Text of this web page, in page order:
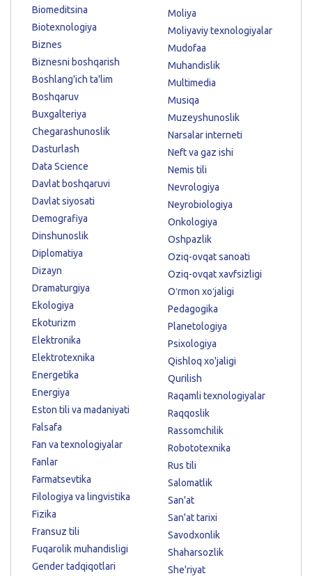
Biomeditsina
Biotexnologiya
Biznes
Biznesni boshqarish
Boshlang'ich ta'lim
Boshqaruv
Buxgalteriya
Chegarashunoslik
Dasturlash
Data Science
Davlat boshqaruvi
Davlat siyosati
Demografiya
Dinshunoslik
Diplomatiya
Dizayn
Dramaturgiya
Ekologiya
Ekoturizm
Elektronika
Elektrotexnika
Energetika
Energiya
Eston tili va madaniyati
Falsafa
Fan va texnologiyalar
Fanlar
Farmatsevtika
Filologiya va lingvistika
Fizika
Fransuz tili
Fuqarolik muhandisligi
Gender tadqiqotlari
Moliya
Moliyaviy texnologiyalar
Mudofaa
Muhandislik
Multimedia
Musiqa
Muzeyshunoslik
Narsalar interneti
Neft va gaz ishi
Nemis tili
Nevrologiya
Neyrobiologiya
Onkologiya
Oshpazlik
Oziq-ovqat sanoati
Oziq-ovqat xavfsizligi
Oʻrmon xoʻjaligi
Pedagogika
Planetologiya
Psixologiya
Qishloq xo'jaligi
Qurilish
Raqamli texnologiyalar
Raqqoslik
Rassomchilik
Robototexnika
Rus tili
Salomatlik
San'at
San'at tarixi
Savodxonlik
Shaharsozlik
She'riyat